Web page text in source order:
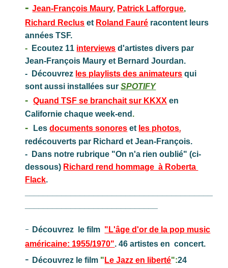
-Jean-François Maury, Patrick Lafforgue,
Richard Reclus et Roland Fauré racontent leurs
annéesTSF.
-
Ecoutez 11 interviews d'artistes d ivers par
Jean-François Mauryet Bernard Jourdan.
- Découvrez les playlists des animateurs qui
sont aussi installées surSPOTIFY
-Quand TSF se branchait sur KKXX en
Californie chaque week-end .
- Les documents sonores et les photos,
redécouverts par Richard et Jean-François.
- Dans notre rubrique "On n'a rien oublié" (ci-
dessous) Richard rend hommage à Roberta
Flack.
- Découvrez le film "L'âge d'or de la pop music
américaine: 1955/1970". 46 artistes en concert.
- Découvrez le film " Le Jazz en liberté":24